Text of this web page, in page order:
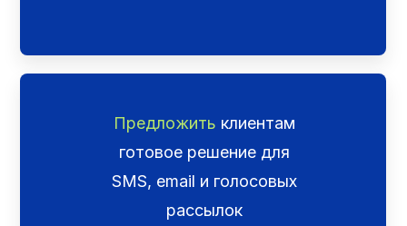
Предложить клиентам
готовое решение для
SMS, email и голосовых
рассылок